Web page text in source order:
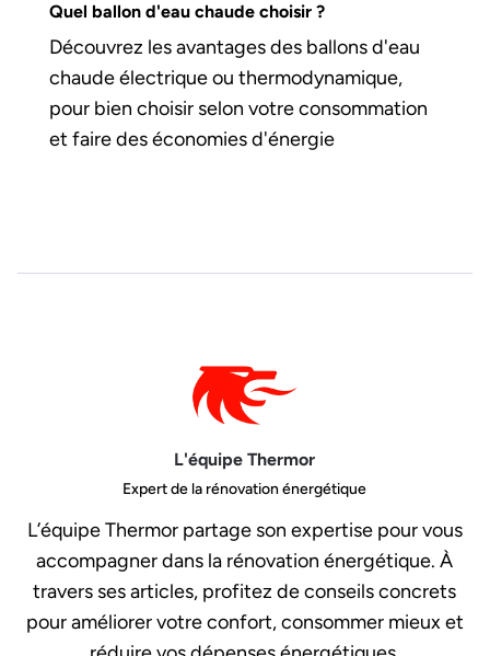
Quel ballon d'eau chaude choisir ?
Découvrez les avantages des ballons d'eau
chaude électrique ou thermodynamique,
pour bien choisir selon votre consommation
et faire des économies d'énergie
L'équipe Thermor
Expert de la rénovation énergétique
L’équipe Thermor partage son expertise pour vous
accompagner dans la rénovation énergétique. À
travers ses articles, profitez de conseils concrets
pour améliorer votre confort, consommer mieux et